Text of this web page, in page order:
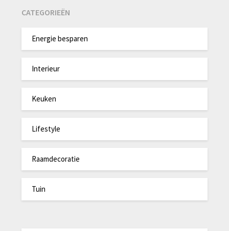
CATEGORIEËN
Energie besparen
Interieur
Keuken
Lifestyle
Raamdecoratie
Tuin